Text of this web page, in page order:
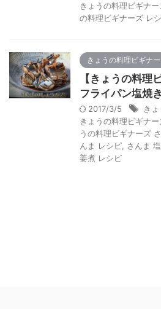
きょうの料理ビギナ
の料理ビギナーズ レ
きょうの料理ビギナ
【きょうの料理
フライパン塩焼
2017/3/5 き
きょうの料理ビギナ
うの料理ビギナーズ
んま レシピ さんま
姜煮 レシピ